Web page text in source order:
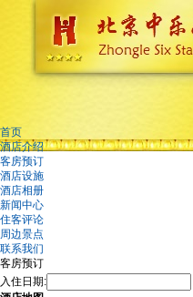
首页
酒店介绍
客房预订
酒店设施
酒店相册
新闻中心
住客评论
周边景点
联系我们
客房预订
入住日期: